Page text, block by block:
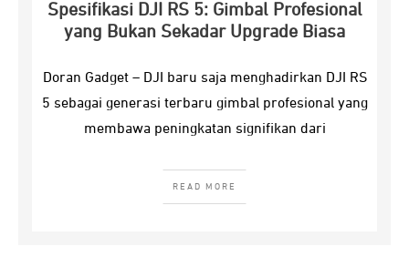
Spesifikasi DJI RS 5: Gimbal Profesional
yang Bukan Sekadar Upgrade Biasa
Doran Gadget – DJI baru saja menghadirkan DJI RS
5 sebagai generasi terbaru gimbal profesional yang
membawa peningkatan signifikan dari
READ MORE